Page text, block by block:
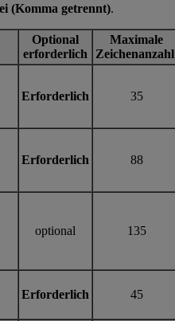
(Komma getrennt).
Optional
erforderlich
Maximale
Zeichenanzahl
Erforderlich 35
Erforderlich 88
optional 135
Erforderlich 45